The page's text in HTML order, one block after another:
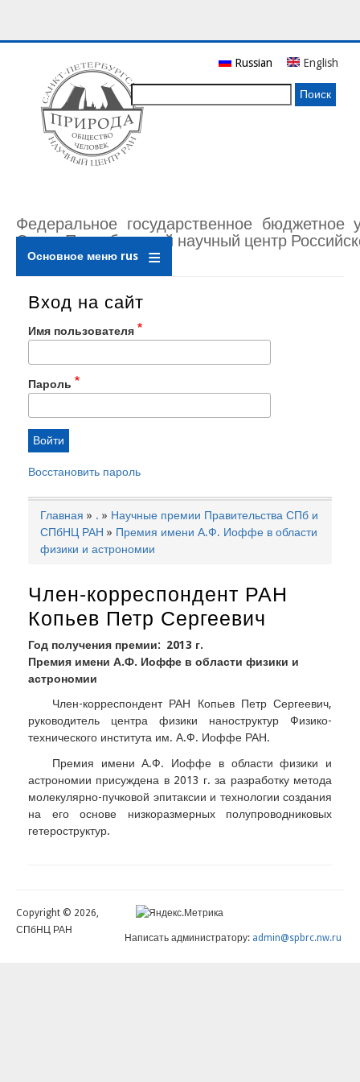
основному
содержанию
Федеральное государственное бюджетное
Санкт-Петербургский научный центр
Russian English
Основное меню rus
Вход на сайт
Имя пользователя
Пароль
Восстановить пароль
Строка
навигации
Главная .
Научные премии Правительства СПб и
СПбНЦ РАН
Премия имени А.Ф. Иоффе в области
физики и астрономии
Член-корреспондент РАН
Копьев Петр Сергеевич
Год получения премии
2013 г.
Премия имени А.Ф. Иоффе в области физики и
астрономии
Член-корреспондент РАН Копьев Петр Сергеевич,
руководитель центра физики наноструктур Физико-
технического института им. А.Ф. Иоффе РАН.
Премия имени А.Ф. Иоффе в области физики и
астрономии присуждена в 2013 г. за разработку метода
молекулярно-пучковой эпитаксии и технологии создания
на его основе низкоразмерных полупроводниковых
гетероструктур.
Copyright © 2026,
СПбНЦ РАН
Написать администратору: admin@spbrc.nw.ru